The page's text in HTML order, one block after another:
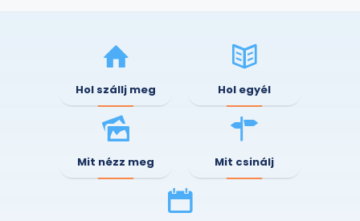
Hol szállj meg Hol egyél
Mit nézz meg Mit csinálj